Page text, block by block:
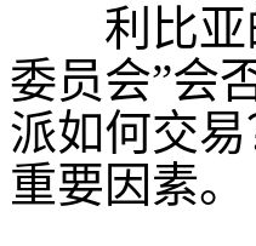
利比亚的
委员会”会
派如何交
重要因素。